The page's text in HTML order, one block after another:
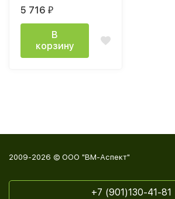
5 716 ₽
В
корзину
2009-2026 © ООО "ВМ-Аспект"
+7 (901)130-41-81